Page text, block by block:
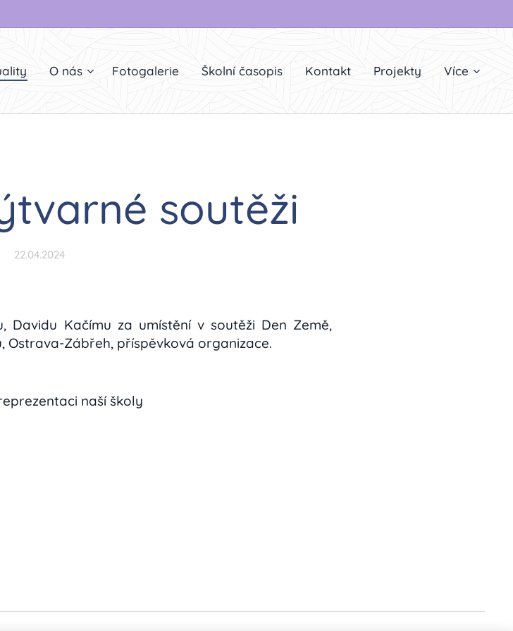
O nás Fotogalerie Školní časopis Kontakt Projekty Více
soutěži
22.04.2024
Davidu Kačímu za umístění v soutěži Den Země,
Zábřeh, příspěvková organizace.
naší školy😊